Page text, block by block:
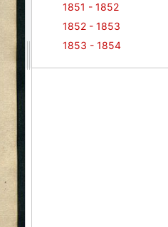
1851 - 1852
1852 - 1853
1853 - 1854